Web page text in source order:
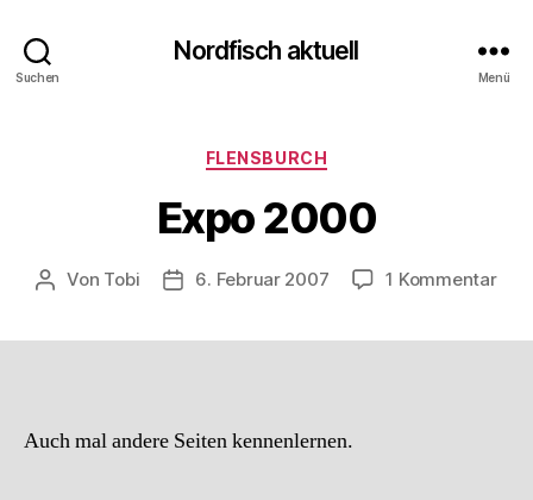
Suchen
Nordfisch aktuell
Menü
Kategorien
FLENSBURCH
Expo 2000
Beitragsautor
Von Tobi Beitragsdatum
6. Februar 2007 1 Kommentarzu
Auch mal andere Seiten kennenlernen.